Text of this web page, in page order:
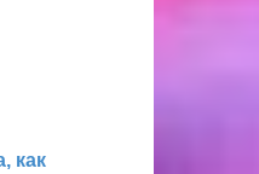
как